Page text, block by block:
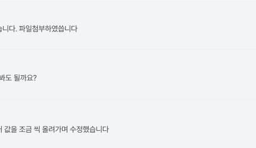
다. 파일첨부하였씁니다
도 될까요?
을 조금 씩 올려가며 수정했습니다